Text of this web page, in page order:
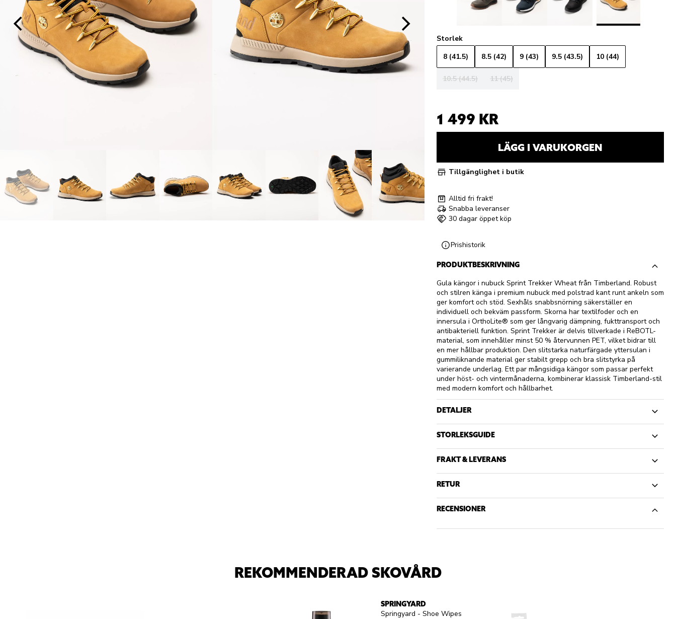
Storlek
8 (41.5)
8.5 (42) 9 (43) 9.5 (43.5) 10 (44)
10.5 (44.5) 11 (45)
1 499 KR
LÄGG I VARUKORGEN
Tillgänglighet i butik
Alltid fri frakt!
Snabba leveranser
30 dagar öppet köp
Prishistorik
PRODUKTBESKRIVNING
Gula kängor i nubuck Sprint Trekker Wheat från Timberland. Robust
och stilren känga i premium nubuck med polstrad kant runt ankeln som
ger komfort och stöd. Sexhåls snabbsnörning säkerställer en
individuell och bekväm passform. Skorna har textilfoder och en
innersula i OrthoLite® som ger långvarig dämpning, fukttransport och
antibakteriell funktion. Sprint Trekker är delvis tillverkade i ReBOTL-
material, som innehåller minst 50 % återvunnen PET, vilket bidrar till
en mer hållbar produktion. Den slitstarka naturfärgade yttersulan i
gummiliknande material ger stabilt grepp och bra slitstyrka på
varierande underlag. Ett par mångsidiga kängor som passar perfekt
under höst- och vintermånaderna, kombinerar klassisk Timberland-stil
med modern komfort och hållbarhet.
DETALJER
STORLEKSGUIDE
FRAKT & LEVERANS
RETUR
RECENSIONER
REKOMMENDERAD SKOVÅRD
SPRINGYARD
Springyard - Shoe Wipes